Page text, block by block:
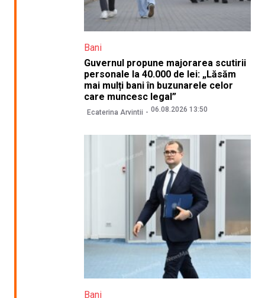
Bani
Guvernul propune majorarea scutirii
personale la 40.000 de lei: „Lăsăm
mai mulți bani în buzunarele celor
care muncesc legal”
Ecaterina Arvintii 06.08.2026 13:50
Bani